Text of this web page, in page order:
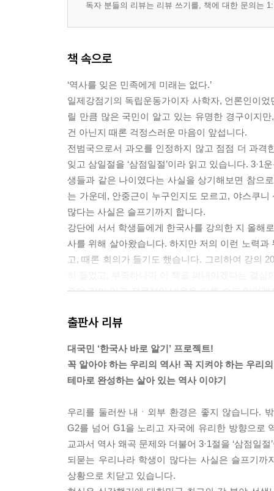
독자 분들의 리뷰는 리뷰 쓰기를, 책에 대한 문의는
책 속으로
‘역사를 잊은 민족에게 미래는 없다.’
일제강점기의 독립운동가이자 사학자, 언론인이
릴 만큼 많은 국민이 알고 있는 유명한 경구이지
건 아닌지 때론 걱정스러운 마음이 앞섭니다.
전범국으로서 과오를 인정하지 않고 점점 더 과
잊고 삼일절을 ‘삼점일절’이라 읽고 있습니다.
생들과 같은 나이였다는 사실을 상기해보면 참으
는 가운데, 안중근이 누구인지도 모르고, 야스쿠
많다는 사실은 슬프기까지 합니다.
강단에 서서 학생들에게 한국사를 강의한 지 올해
사를 위해 살아왔습니다. 하지만 저의 이런 노력
고, 때론 회의가 들기도 했습니다. 그리하여 강의
좀더 깊이 있고 전문적인 내용을 다룰 수도 있었
서, 기호에 따라 어떤 것부터 손을 대도 맛있게 먹
못 알고 있는 주제들을 선정했고, 생소할 수 있는
이보다 더 흥미로운 게 분황사라는 이름의 유래입
같이 보내왔죠. 이 그림을 본 사람들은 황제가 공
니다. 꽃 그림에 벌과 나비가 없었기 때문이죠. 혹
습니다.
그러니까 선덕을 꽃에 비유하되 향기가 없는 꽃
적으로 나타냈다고 볼 수 있습니다. 왜냐하면 당
출판사 리뷰
대국민 ‘한국사 바로 알기’ 프로젝트!
꼭 알아야 하는 우리의 역사! 꼭 지켜야 하는 우리
테마로 완성하는 살아 있는 역사 이야기
우리를 둘러싼 내ㆍ외부 환경은 좋지 않습니다.
G2를 넘어 G1을 노리고 자국에 유리한 방향으로
교과서 역사 왜곡 문제와 더불어 3·1절을 ‘삼점일
되묻는 우리나라 학생이 많다는 사실은 슬프기
상황으로 치닫고 있습니다.